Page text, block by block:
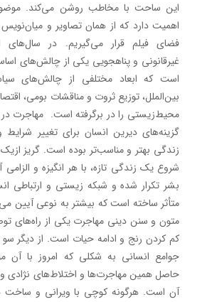
این ساحت با مخاطب روشن می‌کند.
اهمیت دارد که از همان تصاویر و میان‌نویس‌
فضای فیلم قرار می‌گیریم. در سال‌های
غیرقانونی و پناهجویی یکی از چالش‌های
است که ابعاد مختلفی از چالش‌های
بین‌الملل، توزیع ثروت و مناقشات بومی،
محیط‌زیستی را در برگرفته است. مهاجرت
گزینه‌های دیرین انسان برای تغییر شرایط
زندگی بهتر و مناسب‌تر بوده است. گریز
شروع یک زندگی تازه، با هر انگیزه و الزامی
بشر تکرار شده و شبکه زیستی و ارتباطی
متأثر ساخته است که بیشتر به نوعی آیین
متون و سنن دینی مهاجرت یکی از راه‌های
کم کردن رنج و ادامه حیات است. از دیگر
جوامع انسانی به شکلی که امروز با آن
حاصل همین مهاجرت‌ها و اختلاط‌های نژادی
آن است. هرگونه کوچی با ویرانی و ساخت